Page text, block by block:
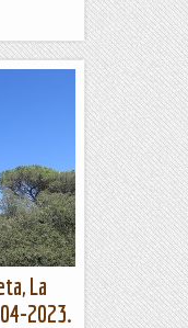
La
2023.